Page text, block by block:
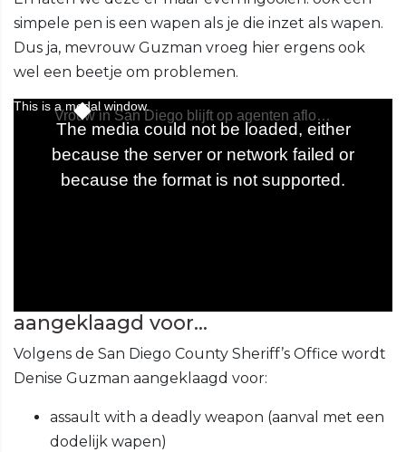
simpele pen is een wapen als je die inzet als wapen.
Dus ja, mevrouw Guzman vroeg hier ergens ook
wel een beetje om problemen.
aangeklaagd voor...
Volgens de San Diego County Sheriff’s Office wordt
Denise Guzman aangeklaagd voor:
assault with a deadly weapon (aanval met een
dodelijk wapen)